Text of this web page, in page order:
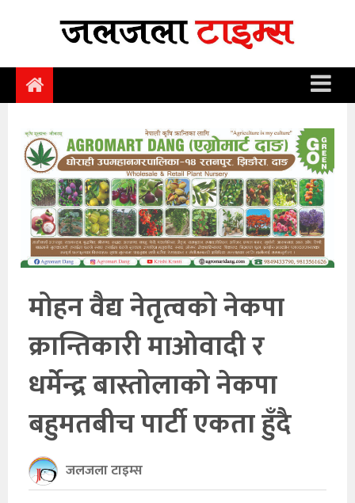
समाचार
समाज
राजनीति
आर्थिक
अन्तर्वार्ता
विचार
साहित्य/
सूचना
प्रविधि
खेलकुद
अन्तर्राष्ट्रिय
थप
मोहन वैद्य नेतृत्वको नेकपा
क्रान्तिकारी माओवादी र
धर्मेन्द्र बास्तोलाको नेकपा
बहुमतबीच पार्टी एकता हुँदै
जलजला टाइम्स